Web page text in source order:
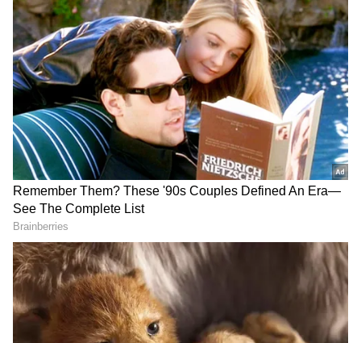
Celebrations
Peddi Sudarshan Reddy కుటుంబానికి
రూ.2.25 కోట్ల ఆర్థిక సాయం | KCR |
Asianet News Telugu